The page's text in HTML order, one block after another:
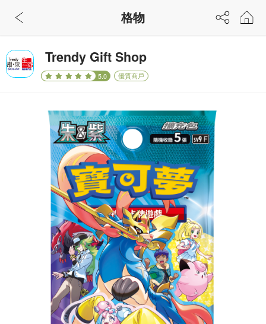
Trendy Gift Shop
5.0 優質商戶
格物